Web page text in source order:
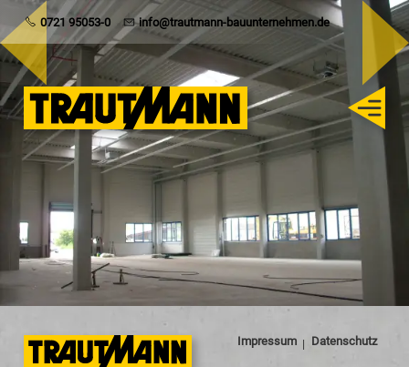
0721 95053-0 info@trautmann-bauunternehmen.de
Trautmann
Rohbau
Schlüsselfertig
Sanierung
Karriere
Impressum Datenschutz